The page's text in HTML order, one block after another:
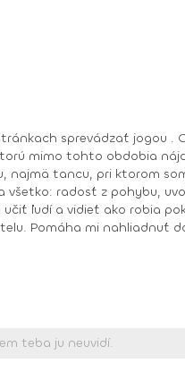
a vidieť ako robia pokroky a
Pomáha mi nahliadnuť